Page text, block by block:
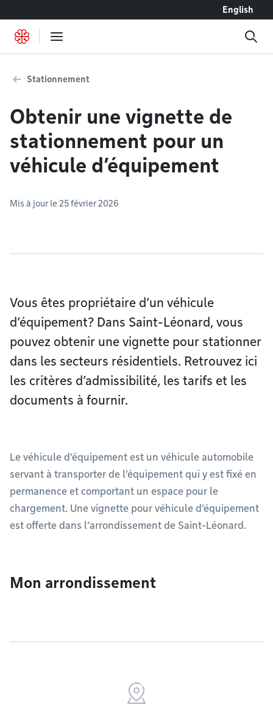
English
Stationnement
Obtenir une vignette de
stationnement pour un
véhicule d’équipement
Mis à jour le 25 février 2026
Vous êtes propriétaire d’un véhicule
d’équipement? Dans Saint-Léonard, vous
pouvez obtenir une vignette pour stationner
dans les secteurs résidentiels. Retrouvez ici
les critères d’admissibilité, les tarifs et les
documents à fournir.
Le véhicule d’équipement est un véhicule automobile
servant à transporter de l’équipement qui y est fixé en
permanence et comportant un espace pour le
chargement. Une vignette pour véhicule d’équipement
est offerte dans l’arrondissement de Saint-Léonard.
Mon arrondissement